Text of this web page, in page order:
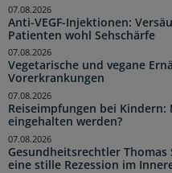
Anti-VEGF-Injektionen:
Patienten wohl Sehschärfe
07.08.2026
Vegetarische und vegane
Vorerkrankungen
07.08.2026
Reiseimpfungen bei Kindern:
eingehalten werden?
07.08.2026
Gesundheitsrechtler
eine stille Rezession im
07.08.2026